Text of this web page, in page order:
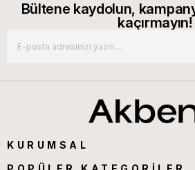
Bültene kaydolun,
kaçırmayın!
KURUMSAL